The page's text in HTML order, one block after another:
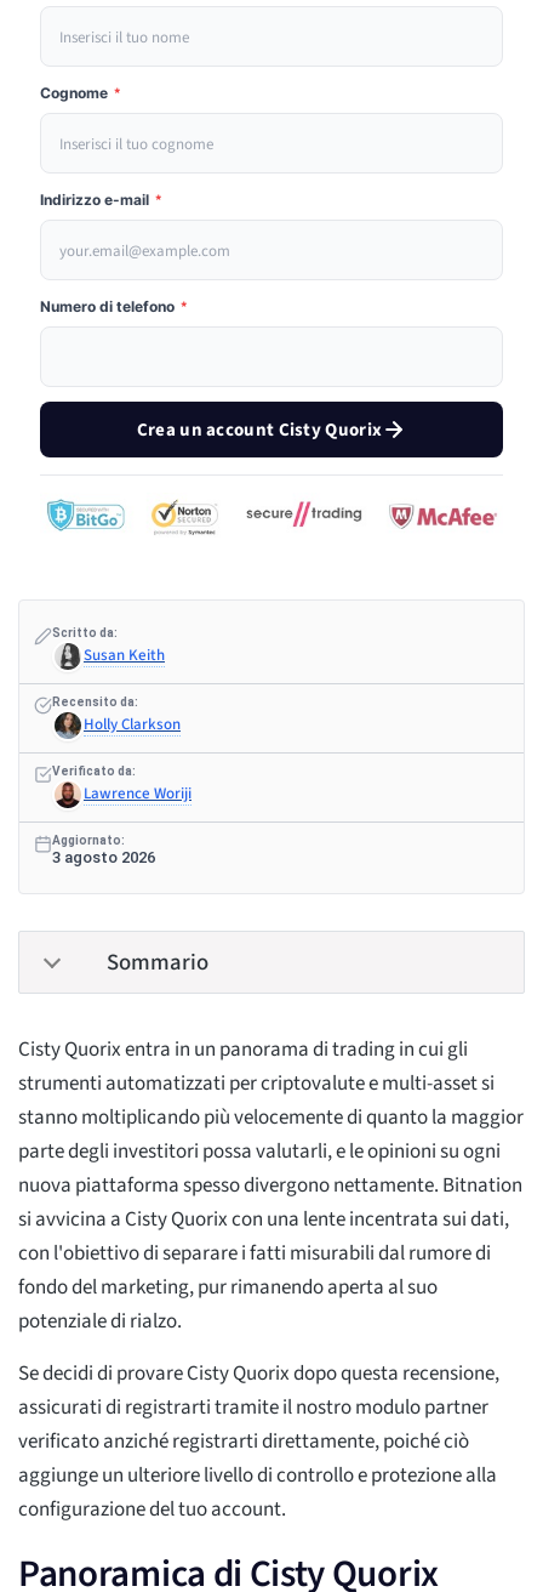
Cognome *
Indirizzo e-mail *
Numero di telefono *
Crea un account Cisty Quorix
Scritto da:
Susan Keith
Recensito da:
Holly Clarkson
Verificato da:
Lawrence Woriji
Aggiornato:
3 agosto 2026
Sommario
Cisty Quorix entra in un panorama di trading in cui gli
strumenti automatizzati per criptovalute e multi-asset si
stanno moltiplicando più velocemente di quanto la maggior
parte degli investitori possa valutarli, e le opinioni su ogni
nuova piattaforma spesso divergono nettamente. Bitnation
si avvicina a Cisty Quorix con una lente incentrata sui dati,
con l'obiettivo di separare i fatti misurabili dal rumore di
fondo del marketing, pur rimanendo aperta al suo
potenziale di rialzo.
Se decidi di provare Cisty Quorix dopo questa recensione,
assicurati di registrarti tramite il nostro modulo partner
verificato anziché registrarti direttamente, poiché ciò
aggiunge un ulteriore livello di controllo e protezione alla
configurazione del tuo account.
Panoramica di Cisty Quorix